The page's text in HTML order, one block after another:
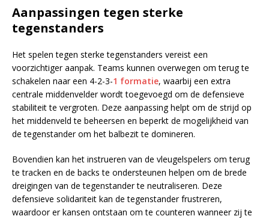
Aanpassingen tegen sterke
tegenstanders
Het spelen tegen sterke tegenstanders vereist een
voorzichtiger aanpak. Teams kunnen overwegen om terug te
schakelen naar een 4-2-3-1 formatie, waarbij een extra
centrale middenvelder wordt toegevoegd om de defensieve
stabiliteit te vergroten. Deze aanpassing helpt om de strijd op
het middenveld te beheersen en beperkt de mogelijkheid van
de tegenstander om het balbezit te domineren.
Bovendien kan het instrueren van de vleugelspelers om terug
te tracken en de backs te ondersteunen helpen om de brede
dreigingen van de tegenstander te neutraliseren. Deze
defensieve solidariteit kan de tegenstander frustreren,
waardoor er kansen ontstaan om te counteren wanneer zij te